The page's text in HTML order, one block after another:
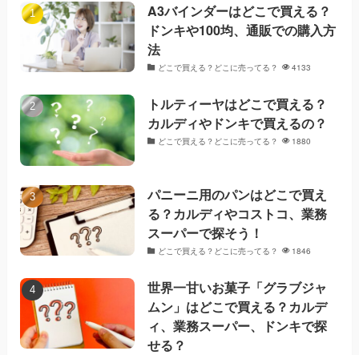
A3バインダーはどこで買える？
ドンキや100均、通販での購入方
法
どこで買える？どこに売ってる？ 4133
トルティーヤはどこで買える？
カルディやドンキで買えるの？
どこで買える？どこに売ってる？ 1880
パニーニ用のパンはどこで買え
る？カルディやコストコ、業務
スーパーで探そう！
どこで買える？どこに売ってる？ 1846
世界一甘いお菓子「グラブジャ
ムン」はどこで買える？カルデ
ィ、業務スーパー、ドンキで探
せる？